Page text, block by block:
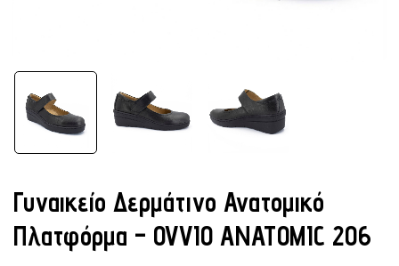
Γυναικείο Δερμάτινο Ανατομικό
Πλατφόρμα – OVVIO ANATOMIC 206